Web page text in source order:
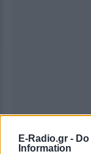
E-Radio.gr -
Information